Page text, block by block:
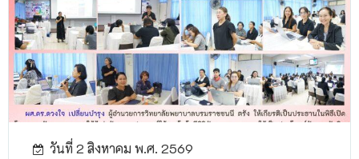
วันที่ 2 สิงหาคม พ.ศ. 2569